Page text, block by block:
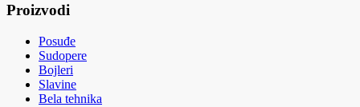
Proizvodi
Posuđe
Sudopere
Bojleri
Slavine
Bela tehnika